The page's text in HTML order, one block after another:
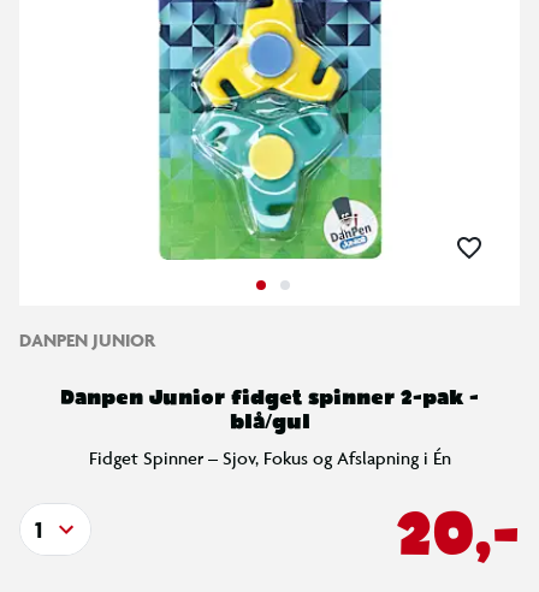
DANPEN JUNIOR
Danpen Junior fidget spinner 2-pak -
blå/gul
Fidget Spinner – Sjov, Fokus og Afslapning i Én
20,-
1